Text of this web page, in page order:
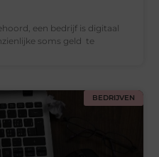
een bedrijf is digitaal
soms geld te
BEDRIJVEN